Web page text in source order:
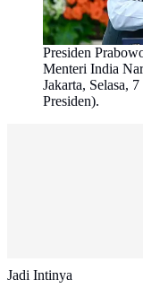
Presiden
Menteri India
Jakarta, Selasa,
Presiden).
Jadi Intinya